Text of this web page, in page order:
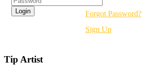
Forgot Password?
Sign Up
Tip Artist